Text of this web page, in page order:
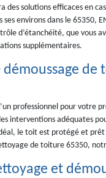
des solutions efficaces en
ses environs dans le 65350,
d’étanchéité, que vous
supplémentaires.
de
professionnel pour
interventions adéquates
le toit est protégé et
de toiture 65350,
et